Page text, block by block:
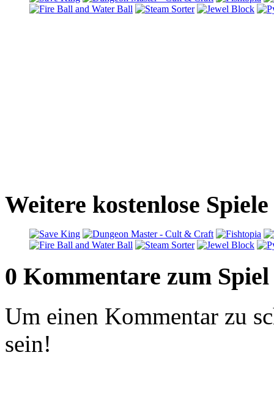
Weitere kostenlose
0 Kommentare zum Spiel
Um einen Kommentar zu
sein!